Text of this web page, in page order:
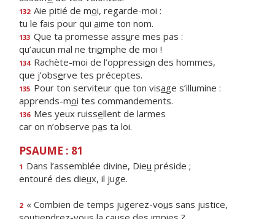
132 Aie pitié de moi, regarde-moi :
tu le fais pour qui aime ton nom.
133 Que ta promesse assure mes pas :
qu’aucun mal ne triomphe de moi !
134 Rachète-moi de l’oppression des hommes,
que j’observe tes préceptes.
135 Pour ton serviteur que ton visage s’illumine :
apprends-moi tes commandements.
136 Mes yeux ruissellent de larmes
car on n’observe pas ta loi.
PSAUME : 81
1 Dans l’assemblée divine, Dieu préside ;
entouré des dieux, il juge.
2 « Combien de temps jugerez-vous sans justice,